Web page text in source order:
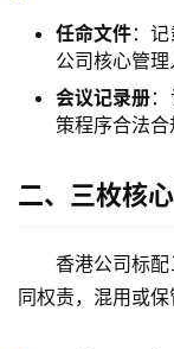
任命文件：
公司核心管理
会议记录册
策程序合法合
二、三枚核
香港公司标
同权责，混用或保